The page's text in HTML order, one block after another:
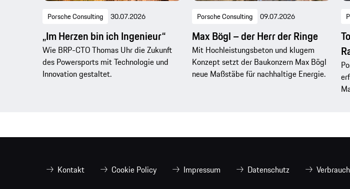
Porsche Consulting 30.07.2026
„Im Herzen bin ich Ingenieur“
Wie BRP-CTO Thomas Uhr die Zukunft
des Powersports mit Technologie und
Innovation gestaltet.
Porsche Consulting 09.07.2026
Max Bögl – der Herr der Ringe
Mit Hochleistungsbeton und klugem
Konzept setzt der Baukonzern Max Bögl
neue Maßstäbe für nachhaltige Energie.
Kontakt Cookie Policy Impressum Datenschutz